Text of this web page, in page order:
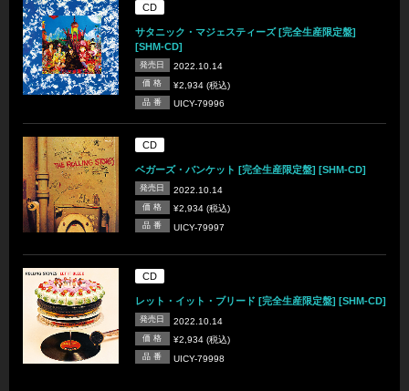
CD
サタニック・マジェスティーズ [完全生産限定盤]
[SHM-CD]
発売日 2022.10.14
価 格 ¥2,934 (税込)
品 番 UICY-79996
CD
ベガーズ・バンケット [完全生産限定盤] [SHM-CD]
発売日 2022.10.14
価 格 ¥2,934 (税込)
品 番 UICY-79997
CD
レット・イット・ブリード [完全生産限定盤] [SHM-CD]
発売日 2022.10.14
価 格 ¥2,934 (税込)
品 番 UICY-79998